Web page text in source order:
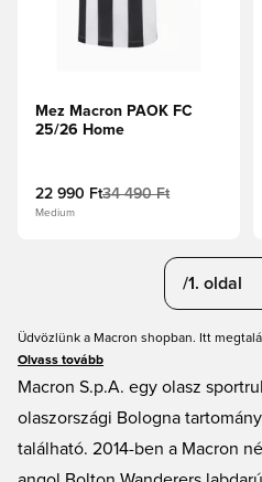
Mez Macron PAOK FC
25/26 Home
22 990 Ft34 490 Ft
Medium
/1. oldal
Üdvözlünk a Macron shopban. Itt
Olvass tovább
Macron S.p.A. egy olasz
olaszországi Bologna
található. 2014-ben a Macron